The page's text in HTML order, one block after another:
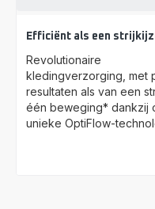
Efficiënt als een
Revolutionaire
kledingverzorging, met
resultaten als van een
één beweging* dankzij
unieke OptiFlow-